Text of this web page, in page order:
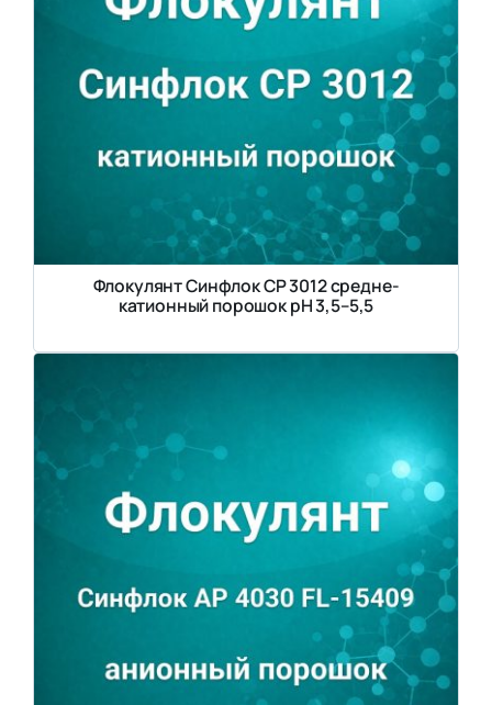
Флокулянт Синфлок CP 3012 средне-
катионный порошок рН 3,5–5,5